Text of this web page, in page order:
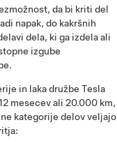
da bi kriti del
napak, do kakršnih
dela, ki ga izdela ali
izgube
in laka družbe Tesla
mesecev ali 20.000 km,
kategorije delov veljajo